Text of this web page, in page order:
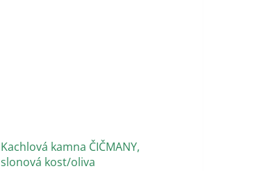
Kachlová kamna ČIČMANY,
slonová kost/oliva